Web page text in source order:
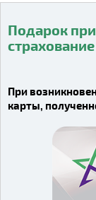
Подарок при
Подарок при
При
карты,